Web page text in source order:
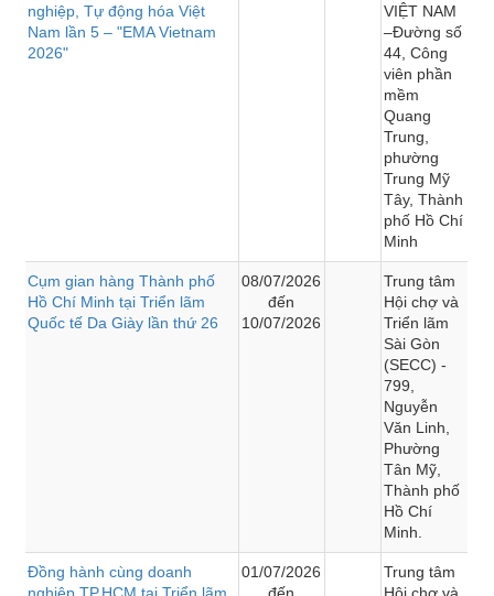
nghiệp, Tự động hóa Việt
Nam lần 5 – "EMA Vietnam
2026"
VIỆT NAM
–Đường số
44, Công
viên phần
mềm
Quang
Trung,
phường
Trung Mỹ
Tây, Thành
phố Hồ Chí
Minh
Cụm gian hàng Thành phố
Hồ Chí Minh tại Triển lãm
Quốc tế Da Giày lần thứ 26
08/07/2026
đến
10/07/2026
Trung tâm
Hội chợ và
Triển lãm
Sài Gòn
(SECC) -
799,
Nguyễn
Văn Linh,
Phường
Tân Mỹ,
Thành phố
Hồ Chí
Minh.
Đồng hành cùng doanh
01/07/2026
Trung tâm